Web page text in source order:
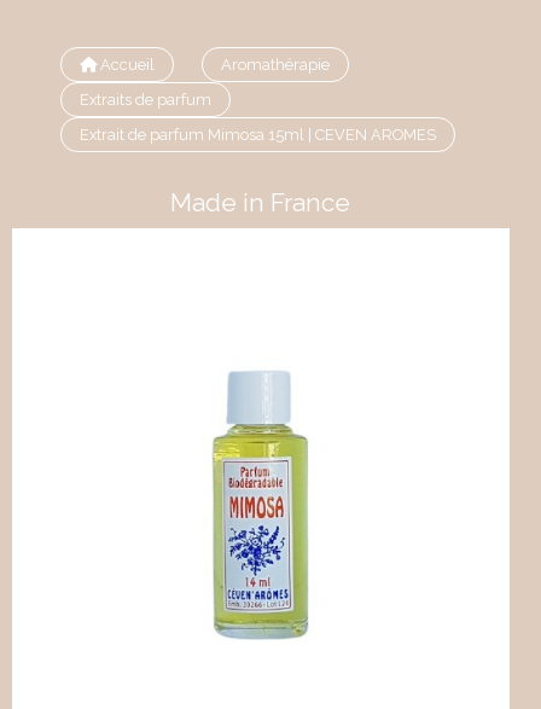
Accueil
Aromathérapie
Extraits de parfum
Extrait de parfum Mimosa 15ml | CEVEN AROMES
Made in France